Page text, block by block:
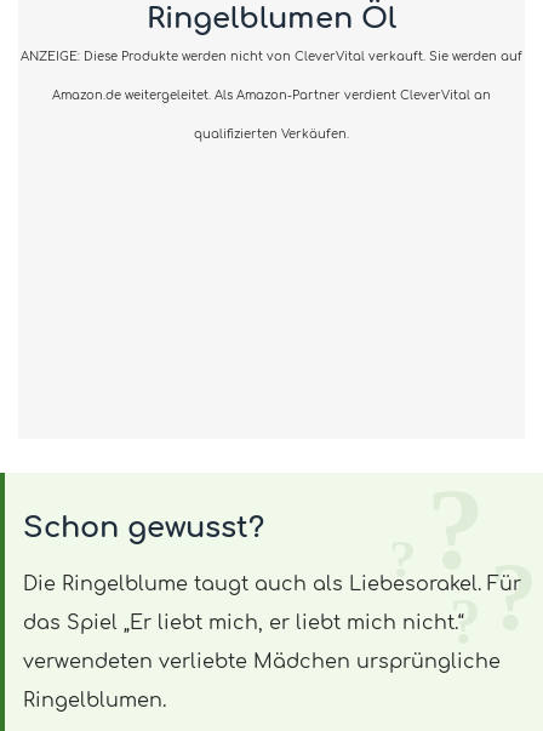
Ringelblumen Öl
ANZEIGE: Diese Produkte werden nicht von CleverVital verkauft. Sie werden auf
Amazon.de weitergeleitet. Als Amazon-Partner verdient CleverVital an
qualifizierten Verkäufen.
Schon gewusst?
Die Ringelblume taugt auch als Liebesorakel. Für
das Spiel „Er liebt mich, er liebt mich nicht.“
verwendeten verliebte Mädchen ursprüngliche
Ringelblumen.